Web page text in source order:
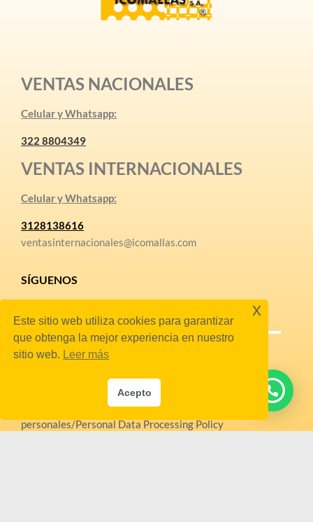
VENTAS NACIONALES
Celular y Whatsapp:
322 8804349
VENTAS INTERNACIONALES
Celular y Whatsapp:
3128138616
ventasinternacionales@icomallas.com
SÍGUENOS
Política de tratamiento de datos
personales/Personal Data Processing Policy
Este sitio web utiliza cookies para garantizar
que obtenga la mejor experiencia en nuestro
sitio web. Leer más
Acepto
x